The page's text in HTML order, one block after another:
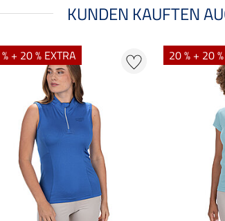
KUNDEN KAUFTEN
+ 20 % EXTRA 20 % + 20